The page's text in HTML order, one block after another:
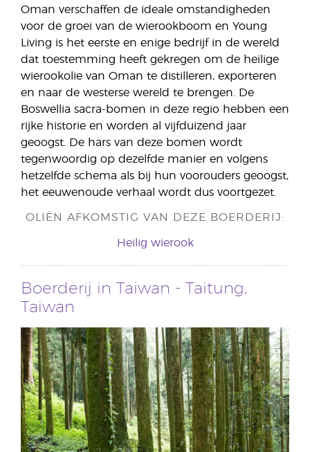
Oman verschaffen de ideale omstandigheden
voor de groei van de wierookboom en Young
Living is het eerste en enige bedrijf in de wereld
dat toestemming heeft gekregen om de heilige
wierookolie van Oman te distilleren, exporteren
en naar de westerse wereld te brengen. De
Boswellia sacra-bomen in deze regio hebben een
rijke historie en worden al vijfduizend jaar
geoogst. De hars van deze bomen wordt
tegenwoordig op dezelfde manier en volgens
hetzelfde schema als bij hun voorouders geoogst,
het eeuwenoude verhaal wordt dus voortgezet.
OLIËN AFKOMSTIG VAN DEZE BOERDERIJ:
Heilig wierook
Boerderij in Taiwan - Taitung,
Taiwan